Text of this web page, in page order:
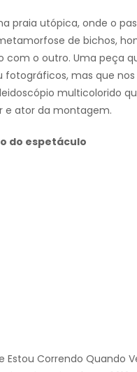
praia utópica, onde o
de bichos,
com o outro. Uma peça
mas que
multicolorido
e ator da montagem.
do espetáculo
Estou Correndo Quando